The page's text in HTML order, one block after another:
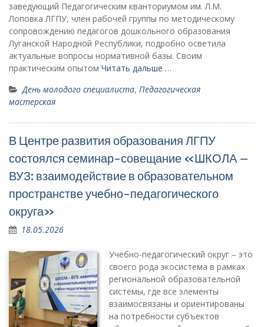
заведующий Педагогическим кванториумом им. Л.М.
Лоповка ЛГПУ, член рабочей группы по методическому
сопровождению педагогов дошкольного образования
Луганской Народной Республики, подробно осветила
актуальные вопросы нормативной базы. Своим
практическим опытом Читать дальше …
День молодого специалиста, Педагогическая
мастерская
В Центре развития образования ЛГПУ
состоялся семинар-совещание «ШКОЛА –
ВУЗ: взаимодействие в образовательном
пространстве учебно-педагогического
округа»
18.05.2026
Учебно-педагогический округ – это
своего рода экосистема в рамках
региональной образовательной
системы, где все элементы
взаимосвязаны и ориентированы
на потребности субъектов